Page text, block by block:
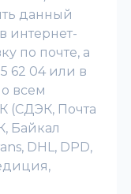
данный
интернет-
по почте, а
62 04 или в
всем
(СДЭК, Почта
Байкал
DHL, DPD,